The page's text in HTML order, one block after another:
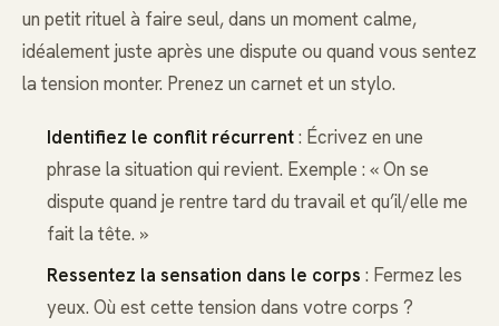
un petit rituel à faire seul, dans un moment calme,
idéalement juste après une dispute ou quand vous sentez
la tension monter. Prenez un carnet et un stylo.
Identifiez le conflit récurrent: Écrivez en une
phrase la situation qui revient. Exemple : « On se
dispute quand je rentre tard du travail et qu’il/elle me
fait la tête. »
Ressentez la sensation dans le corps : Fermez les
yeux. Où est cette tension dans votre corps ?